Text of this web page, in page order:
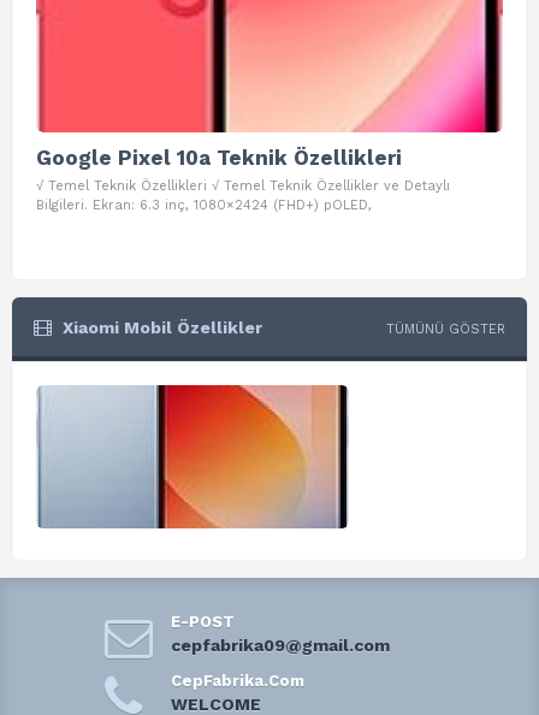
Google Pixel 10a Teknik Özellikleri
√ Temel Teknik Özellikleri √ Temel Teknik Özellikler ve Detaylı
Bilgileri. Ekran: 6.3 inç, 1080×2424 (FHD+) pOLED,
Xiaomi Mobil Özellikler TÜMÜNÜ GÖSTER
E-POST
cepfabrika09@gmail.com
CepFabrika.Com
WELCOME